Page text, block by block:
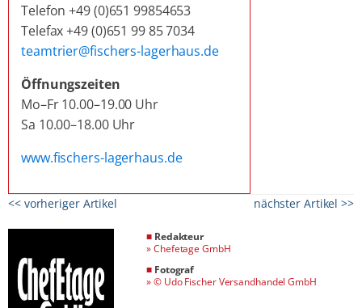
Telefon +49 (0)651 99854653
Telefax +49 (0)651 99 85 7034
teamtrier@fischers-lagerhaus.de
Öffnungszeiten
Mo–Fr 10.00–19.00 Uhr
Sa 10.00–18.00 Uhr
www.fischers-lagerhaus.de
<< vorheriger Artikel nächster Artikel >>
■ Redakteur
»Chefetage GmbH
■ Fotograf
»© Udo Fischer Versandhandel GmbH